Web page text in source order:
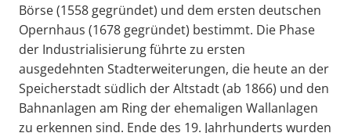
Börse (1558 gegründet) und dem ersten deutschen
Opernhaus (1678 gegründet) bestimmt. Die Phase
der Industrialisierung führte zu ersten
ausgedehnten Stadterweiterungen, die heute an der
Speicherstadt südlich der Altstadt (ab 1866) und den
Bahnanlagen am Ring der ehemaligen Wallanlagen
zu erkennen sind. Ende des 19. Jahrhunderts wurden